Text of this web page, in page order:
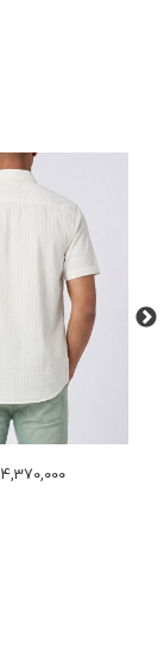
4,370,000 تومان